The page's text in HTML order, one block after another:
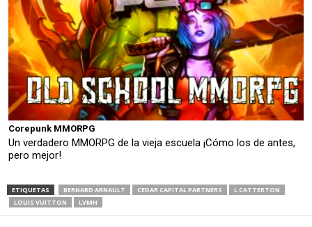
Corepunk MMORPG
Un verdadero MMORPG de la vieja escuela ¡Cómo los de antes,
pero mejor!
ETIQUETAS BERNARD ARNAULT CEDAR CAPITAL PARTNERS
L CATTERTON
LOUIS VUITTON
LVMH